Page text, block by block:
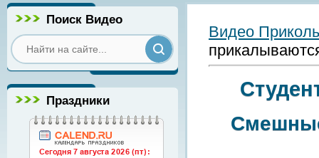
Поиск Видео
Праздники
Видео